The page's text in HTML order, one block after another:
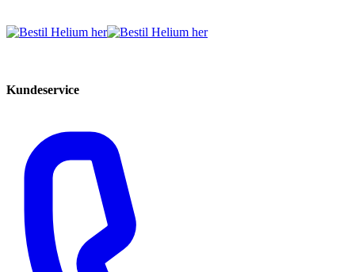
Kundeservice